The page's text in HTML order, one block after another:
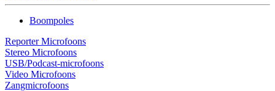
Boompoles
Reporter Microfoons
Stereo Microfoons
USB/Podcast-microfoons
Video Microfoons
Zangmicrofoons